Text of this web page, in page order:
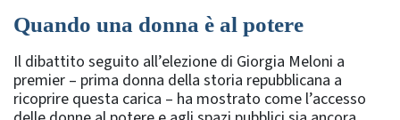
Quando una donna è al potere
Il dibattito seguito all’elezione di Giorgia Meloni a
premier – prima donna della storia repubblicana a
ricoprire questa carica – ha mostrato come l’accesso